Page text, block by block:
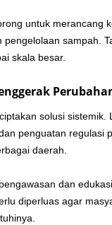
untuk merancang
sampah.
skala besar.
solusi sistemik.
penguatan regulasi
daerah.
dan
diperluas agar